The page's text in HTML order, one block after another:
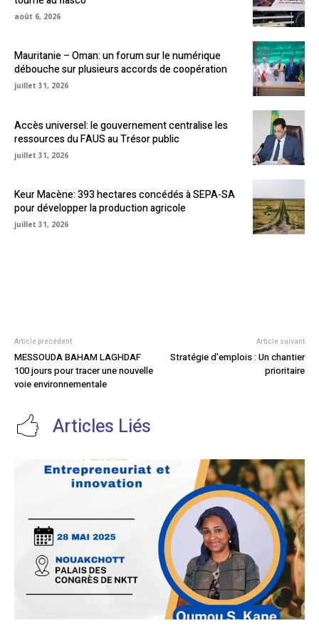
août 6, 2026
Mauritanie – Oman: un forum sur le numérique
débouche sur plusieurs accords de coopération
juillet 31, 2026
Accès universel: le gouvernement centralise les
ressources du FAUS au Trésor public
juillet 31, 2026
Keur Macène: 393 hectares concédés à SEPA-SA
pour développer la production agricole
juillet 31, 2026
Article précédent
MESSOUDA BAHAM LAGHDAF
100 jours pour tracer une nouvelle
voie environnementale
Article suivant
Stratégie d’emplois : Un chantier
prioritaire
Articles Liés